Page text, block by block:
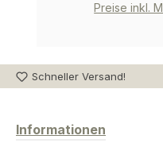
Preise inkl.
Schneller Versand!
Informationen